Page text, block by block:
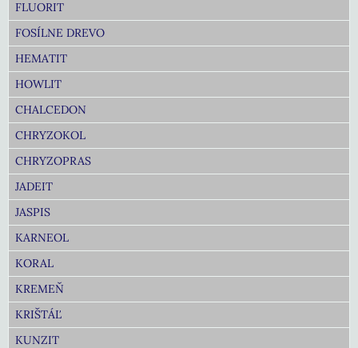
FLUORIT
FOSÍLNE DREVO
HEMATIT
HOWLIT
CHALCEDON
CHRYZOKOL
CHRYZOPRAS
JADEIT
JASPIS
KARNEOL
KORAL
KREMEŇ
KRIŠTÁĽ
KUNZIT